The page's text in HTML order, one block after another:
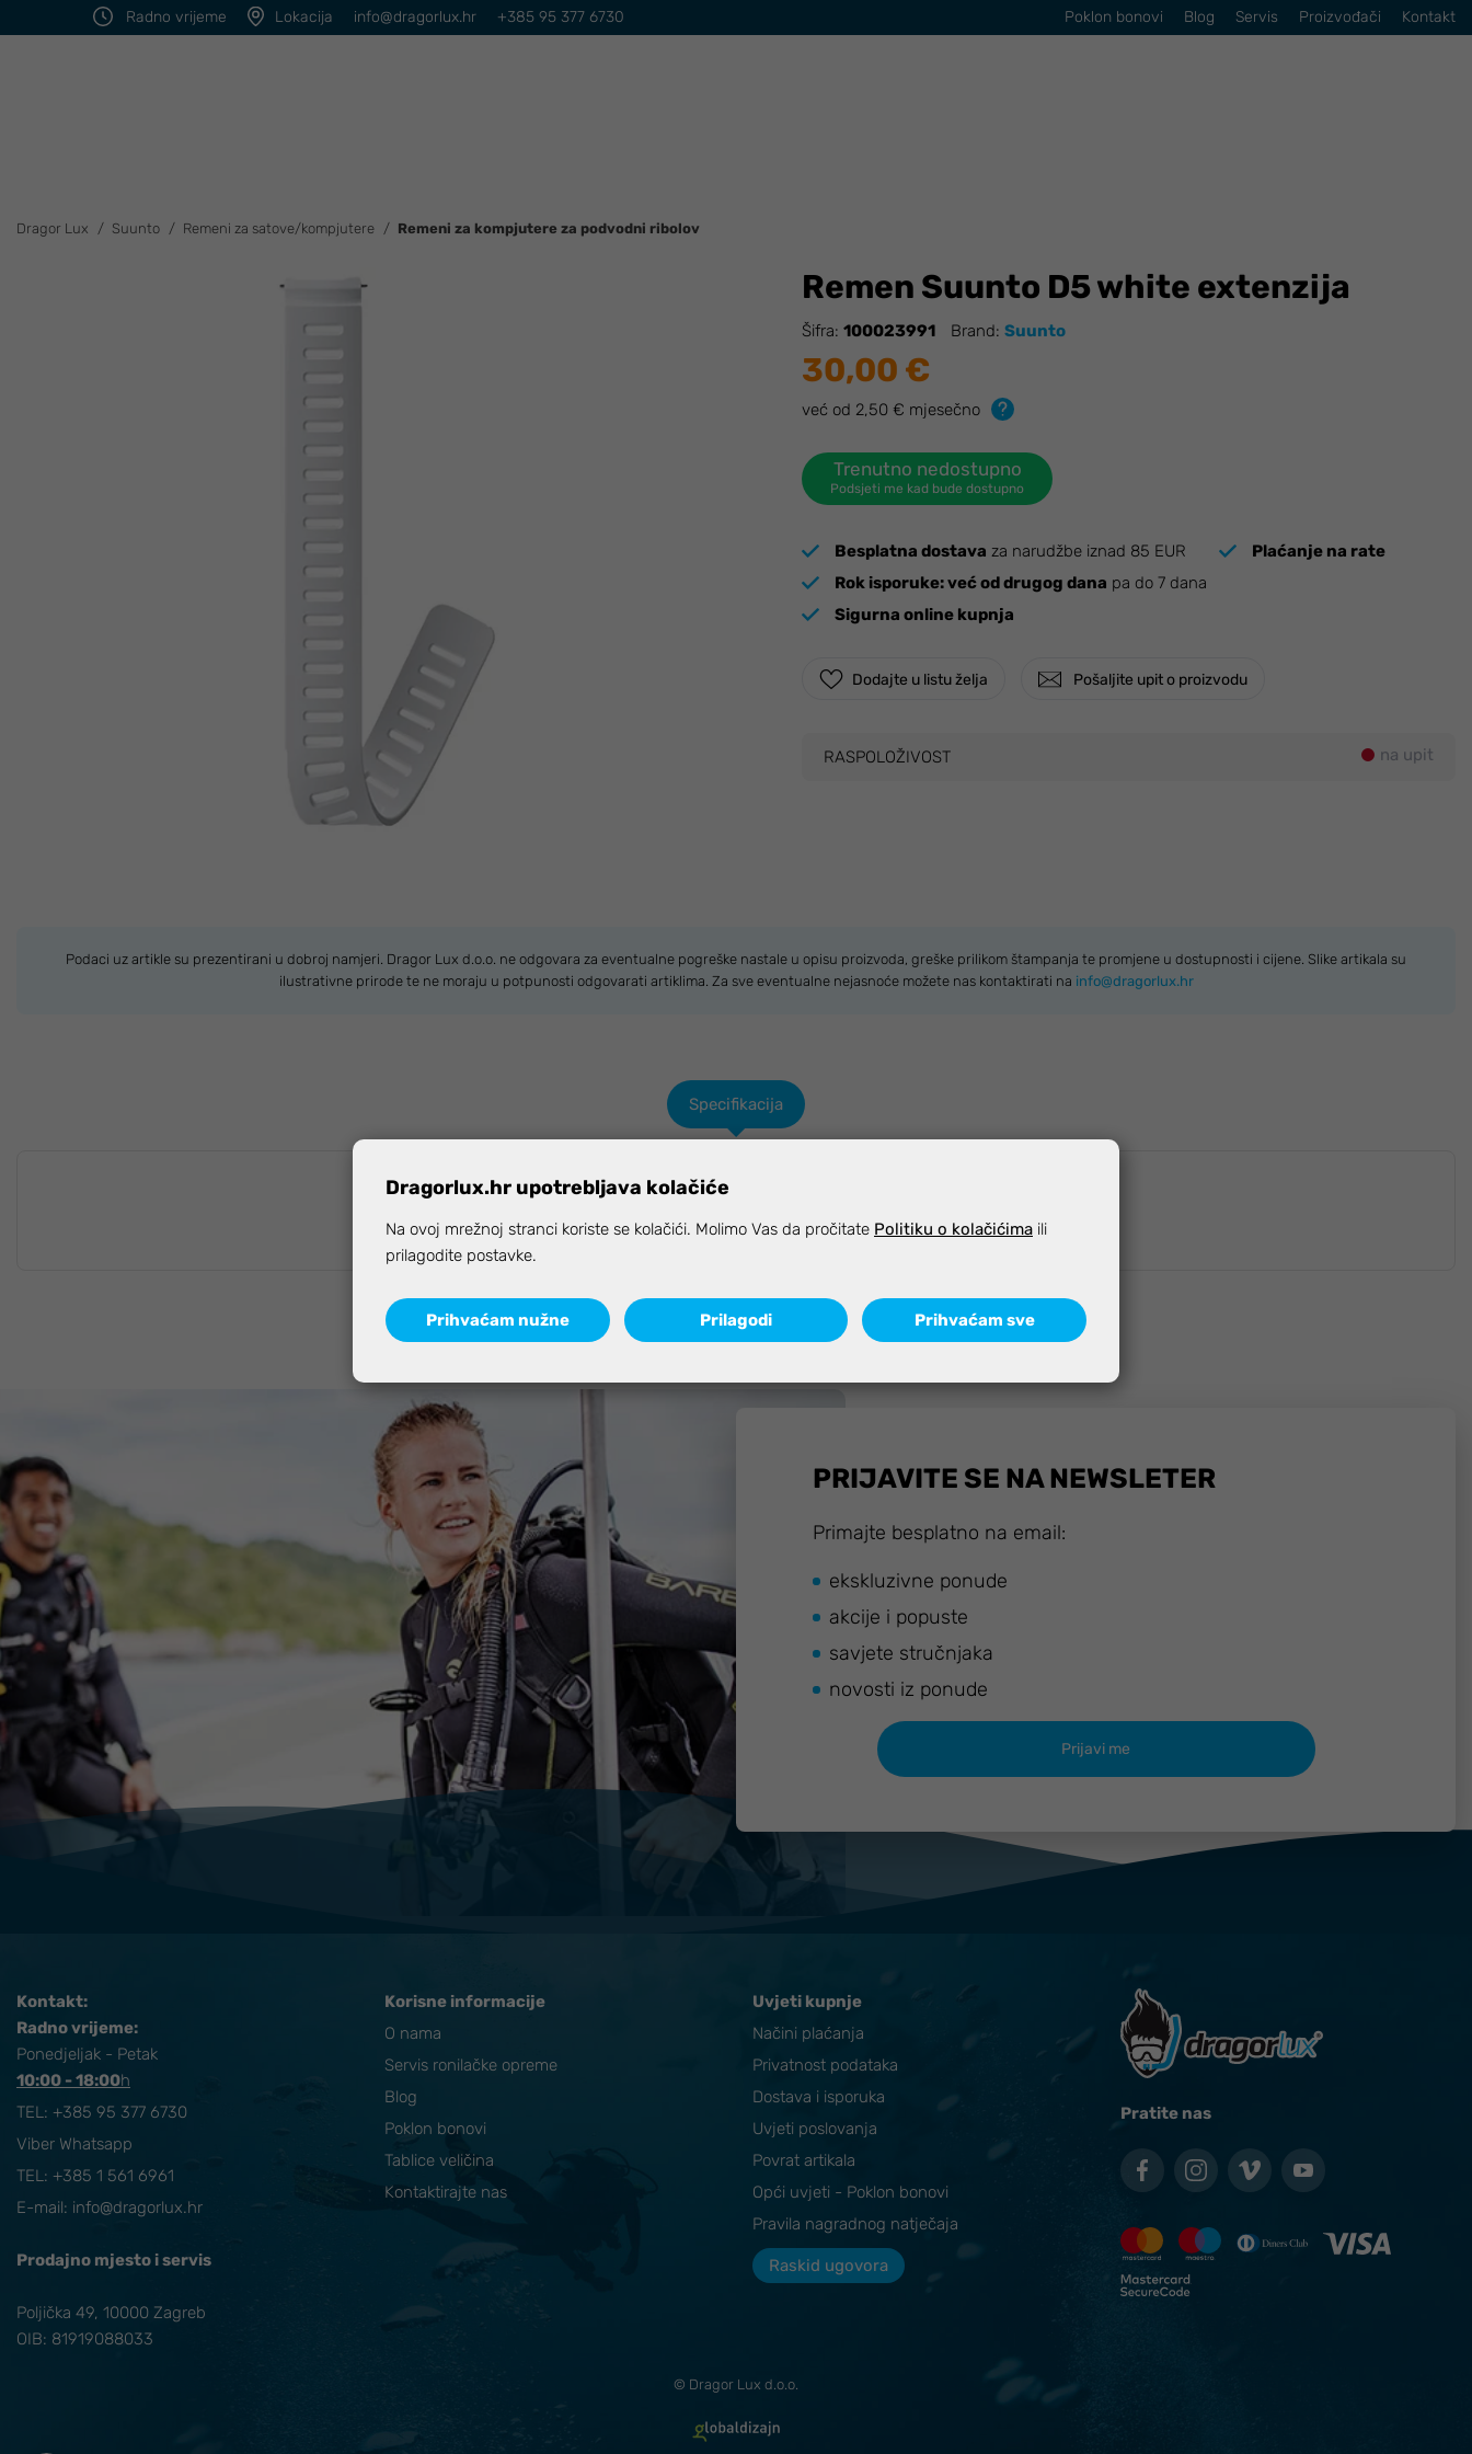
Radno vrijeme Lokacija info@dragorlux.hr +385 95 377 6730 Poklon bonovi Blog Servis Proizvođači Kontakt
Dragor Lux Suunto Remeni za satove/kompjutere Remeni za kompjutere za podvodni ribolov
Remen Suunto D5 white extenzija
Šifra: 100023991 Brand: Suunto
30,00 €
već od 2,50 € mjesečno
Trenutno nedostupno
Podsjeti me kad bude dostupno
Besplatna dostava za narudžbe iznad 85 EUR
Plaćanje na rate
Rok isporuke:već od drugog dana pa do 7 dana
Sigurna online kupnja
Dodajte u listu želja Pošaljite upit o proizvodu
RASPOLOŽIVOST na upit
Podaci uz artikle su prezentirani u dobroj namjeri. Dragor Lux d.o.o. ne odgovara za eventualne pogreške nastale u opisu proizvoda, greške prilikom štampanja te promjene u dostupnosti i cijene. Slike artikala su
ilustrativne prirode te ne moraju u potpunosti odgovarati artiklima. Za sve eventualne nejasnoće možete nas kontaktirati na info@dragorlux.hr
Specifikacija
PRIJAVITE SE NA NEWSLETER
Primajte besplatno na email:
ekskluzivne ponude
akcije i popuste
savjete stručnjaka
novosti iz ponude
Kontakt:
Radno vrijeme:
Ponedjeljak - Petak
10:00 - 18:00​h
TEL: +385 95 377 6730
Viber Whatsapp
TEL: +385 1 561 6961
E-mail: info@dragorlux.hr
Prodajno mjesto i servis
Poljička 49, 10000 Zagreb
OIB: 81919088033
Korisne informacije
O nama
Servis ronilačke opreme
Blog
Poklon bonovi
Tablice veličina
Kontaktirajte nas
Uvjeti kupnje
Načini plaćanja
Privatnost podataka
Dostava i isporuka
Uvjeti poslovanja
Povrat artikala
Opći uvjeti - Poklon bonovi
Pravila nagradnog natječaja
Raskid ugovora
Pratite nas
© Dragor Lux d.o.o.
Dragorlux.hr upotrebljava kolačiće
Na ovoj mrežnoj stranci koriste se kolačići. Molimo Vas da pročitate Politiku o kolačićima ili
prilagodite postavke.
Prihvaćam nužne Prilagodi Prihvaćam sve